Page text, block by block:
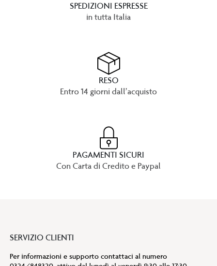
SPEDIZIONI ESPRESSE
in tutta Italia
RESO
Entro 14 giorni dall’acquisto
PAGAMENTI SICURI
Con Carta di Credito e Paypal
SERVIZIO CLIENTI
Per informazioni e supporto contattaci al numero